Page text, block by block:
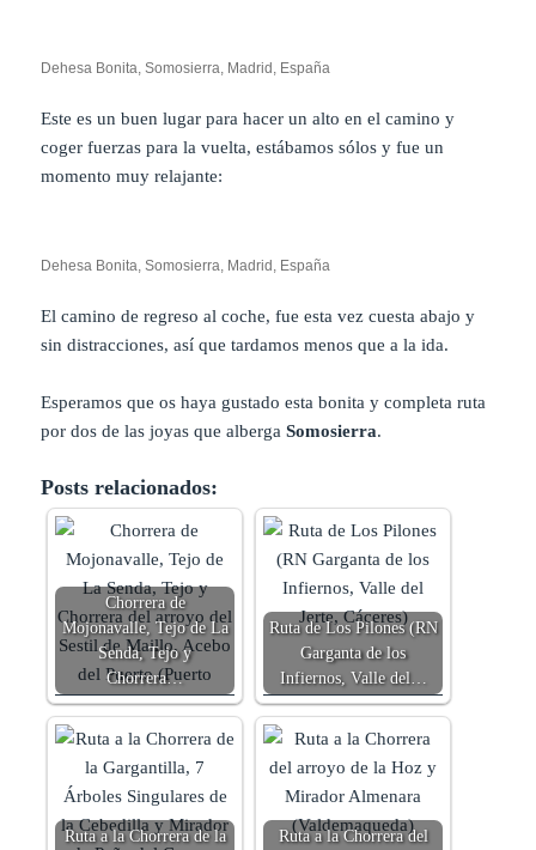
Dehesa Bonita, Somosierra, Madrid, España
Este es un buen lugar para hacer un alto en el camino y
coger fuerzas para la vuelta, estábamos sólos y fue un
momento muy relajante:
Dehesa Bonita, Somosierra, Madrid, España
El camino de regreso al coche, fue esta vez cuesta abajo y
sin distracciones, así que tardamos menos que a la ida.
Esperamos que os haya gustado esta bonita y completa ruta
por dos de las joyas que albergaSomosierra.
Posts relacionados:
Chorrera de
Mojonavalle, Tejo de La
Senda, Tejo y
Chorrera…
Ruta de Los Pilones (RN
Garganta de los
Infiernos, Valle del…
Ruta a la Chorrera de la
Ruta a la Chorrera del